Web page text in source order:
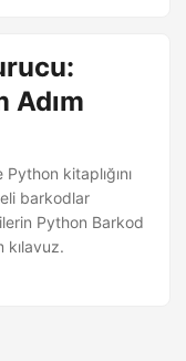
Adım
kitaplığını
barkodlar
Python Barkod
kılavuz.